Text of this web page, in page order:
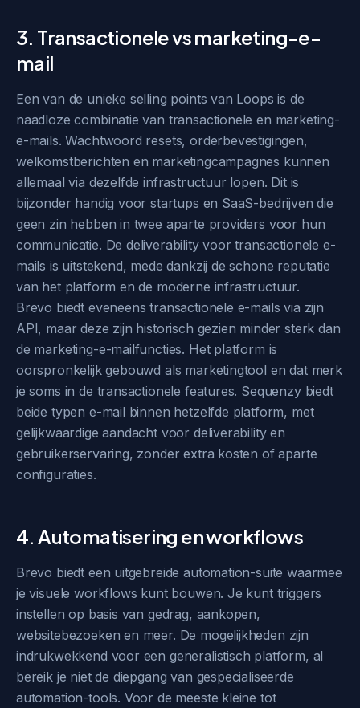
3. Transactionele vs marketing-e-
mail
Een van de unieke selling points van Loops is de
naadloze combinatie van transactionele en marketing-
e-mails. Wachtwoord resets, orderbevestigingen,
welkomstberichten en marketingcampagnes kunnen
allemaal via dezelfde infrastructuur lopen. Dit is
bijzonder handig voor startups en SaaS-bedrijven die
geen zin hebben in twee aparte providers voor hun
communicatie. De deliverability voor transactionele e-
mails is uitstekend, mede dankzij de schone reputatie
van het platform en de moderne infrastructuur.
Brevo biedt eveneens transactionele e-mails via zijn
API, maar deze zijn historisch gezien minder sterk dan
de marketing-e-mailfuncties. Het platform is
oorspronkelijk gebouwd als marketingtool en dat merk
je soms in de transactionele features. Sequenzy biedt
beide typen e-mail binnen hetzelfde platform, met
gelijkwaardige aandacht voor deliverability en
gebruikerservaring, zonder extra kosten of aparte
configuraties.
4. Automatisering en workflows
Brevo biedt een uitgebreide automation-suite waarmee
je visuele workflows kunt bouwen. Je kunt triggers
instellen op basis van gedrag, aankopen,
websitebezoeken en meer. De mogelijkheden zijn
indrukwekkend voor een generalistisch platform, al
bereik je niet de diepgang van gespecialiseerde
automation-tools. Voor de meeste kleine tot